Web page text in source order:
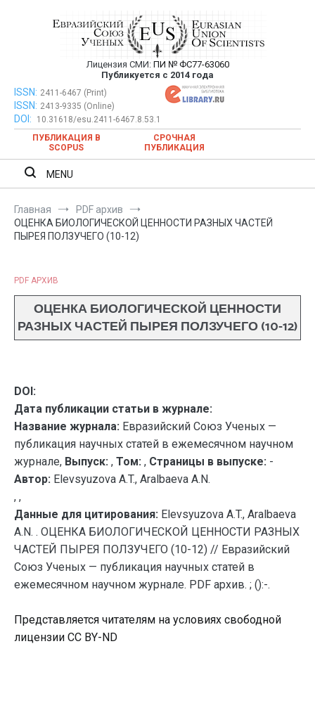
Евразийский Союз Ученых —
публикация научных статей в
ежемесячном научном журнале
Лицензия СМИ: ПИ № ФС77-63060
Публикуется с 2014 года
Евразийский Союз Ученых — публикация научных статей в
ежемесячном научном журнале
ISSN: 2411-6467 (Print)
ISSN: 2413-9335 (Online)
DOI:
10.31618/esu.2411-6467.8.53.1
ПУБЛИКАЦИЯ В
SCOPUS
СРОЧНАЯ
ПУБЛИКАЦИЯ
MENU
Главная
PDF архив
ОЦЕНКА БИОЛОГИЧЕСКОЙ ЦЕННОСТИ РАЗНЫХ ЧАСТЕЙ
ПЫРЕЯ ПОЛЗУЧЕГО (10-12)
PDF АРХИВ
ОЦЕНКА БИОЛОГИЧЕСКОЙ ЦЕННОСТИ
РАЗНЫХ ЧАСТЕЙ ПЫРЕЯ ПОЛЗУЧЕГО (10-12)
DOI:
Дата публикации статьи в журнале:
Название журнала: Евразийский Союз Ученых —
публикация научных статей в ежемесячном научном
журнале, Выпуск: , Том: , Страницы в выпуске: -
Автор: Elevsyuzova A.T., Aralbaeva A.N.
, ,
Данные для цитирования: Elevsyuzova A.T., Aralbaeva
A.N. . ОЦЕНКА БИОЛОГИЧЕСКОЙ ЦЕННОСТИ РАЗНЫХ
ЧАСТЕЙ ПЫРЕЯ ПОЛЗУЧЕГО (10-12) // Евразийский
Союз Ученых — публикация научных статей в
ежемесячном научном журнале. PDF архив. ; ():-.
Представляется читателям на условиях свободной
лицензии CC BY-ND